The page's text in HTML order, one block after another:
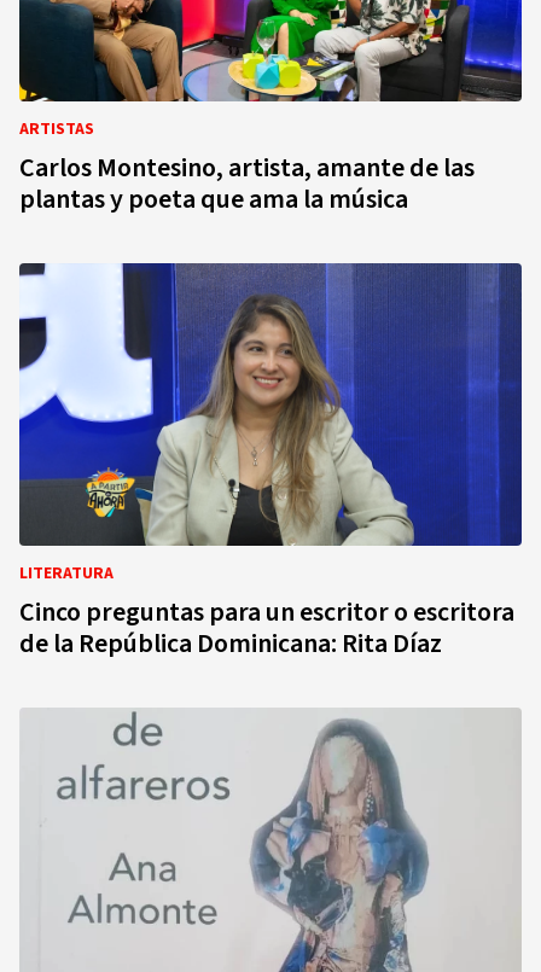
ARTISTAS
Carlos Montesino, artista, amante de las
plantas y poeta que ama la música
LITERATURA
Cinco preguntas para un escritor o escritora
de la República Dominicana: Rita Díaz